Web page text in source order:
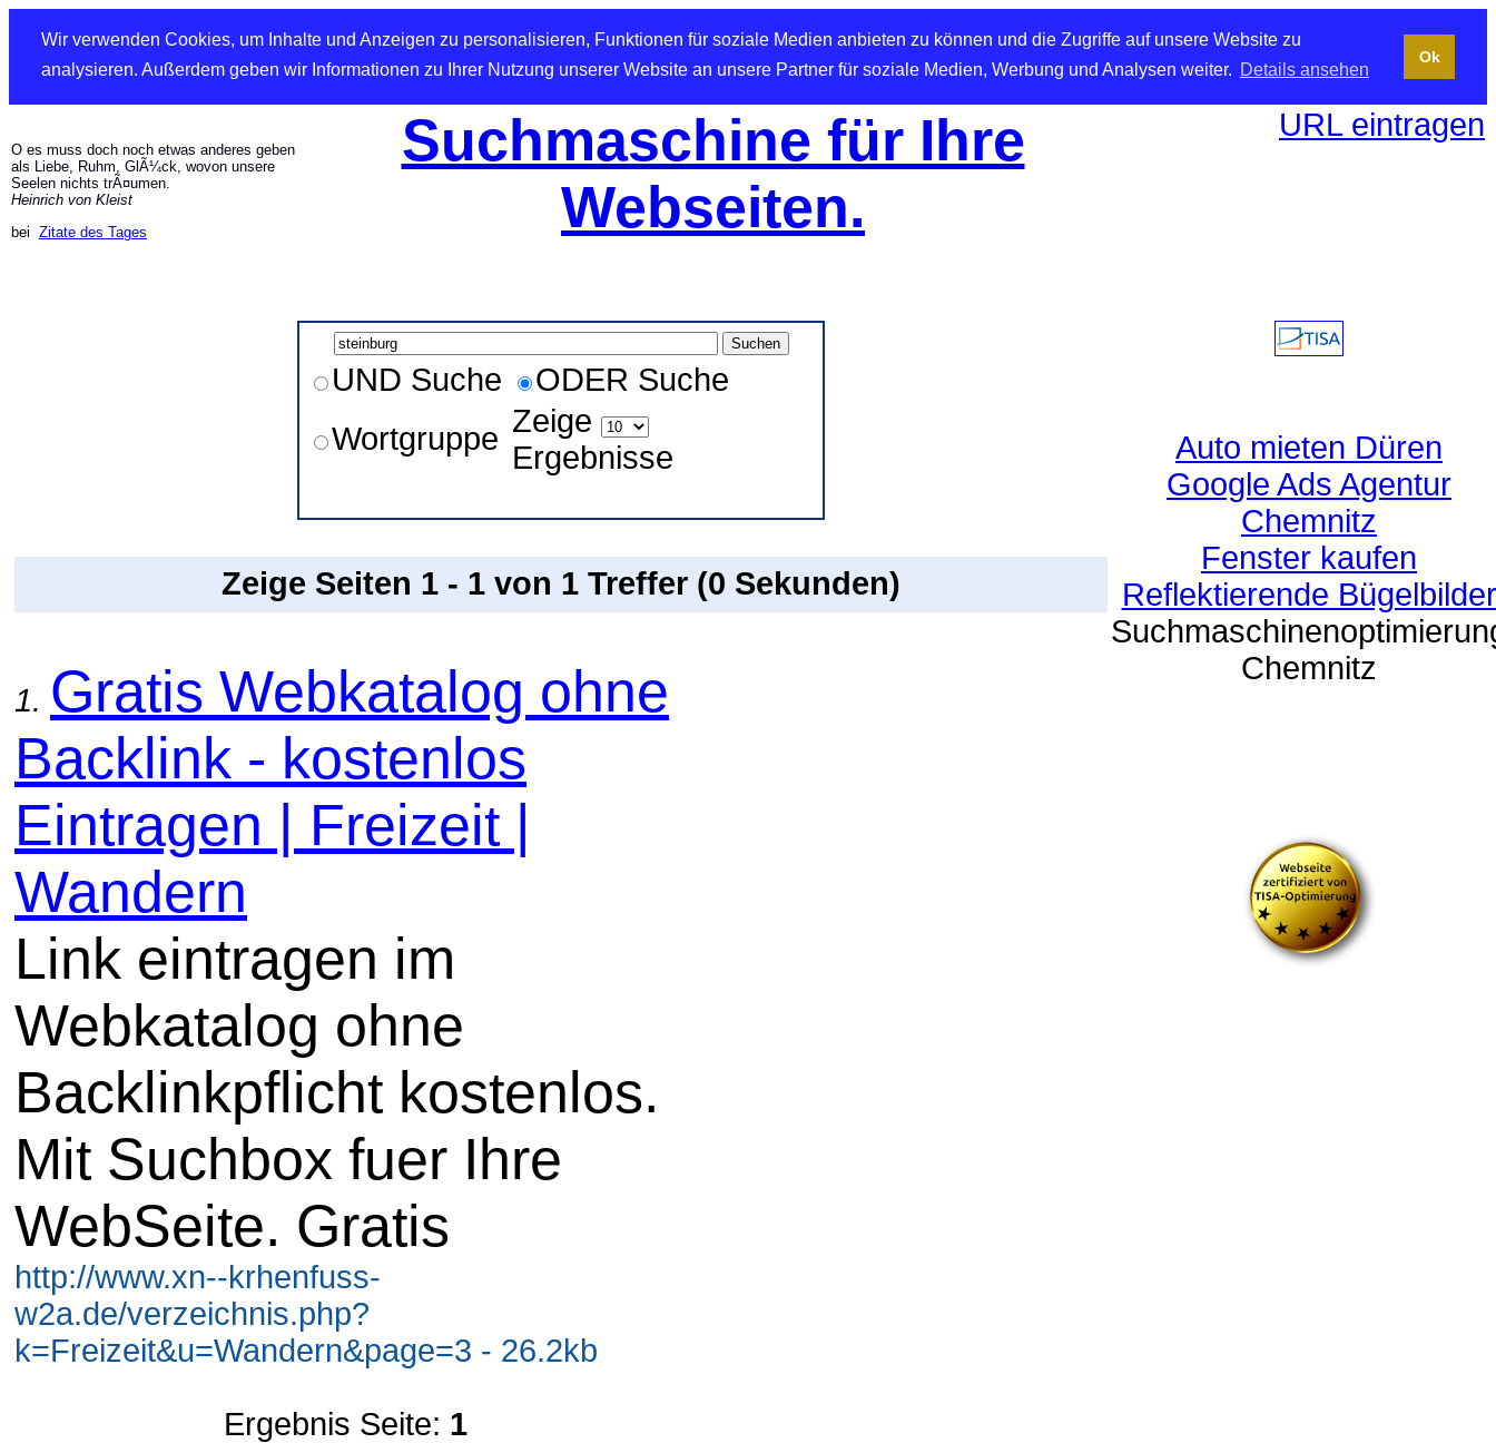
Wir verwenden Cookies, um Inhalte und Anzeigen zu personalisieren, Funktionen für soziale Medien anbieten zu können und die Zugriffe auf unsere Website zu
analysieren. Außerdem geben wir Informationen zu Ihrer Nutzung unserer Website an unsere Partner für soziale Medien, Werbung und Analysen weiter. Details ansehen
Ok
O es muss doch noch etwas anderes geben
als Liebe, Ruhm, GlÃ¼ck, wovon unsere
Seelen nichts trÃ¤umen.
Heinrich von Kleist
bei Zitate des Tages
Suchmaschine für Ihre
Webseiten.
URL eintragen
UND Suche
ODER Suche
Wortgruppe Zeige
Ergebnisse
Zeige Seiten 1 - 1 von 1 Treffer (0 Sekunden)
1. Gratis Webkatalog ohne
Backlink - kostenlos
Eintragen | Freizeit |
Wandern
Link eintragen im
Webkatalog ohne
Backlinkpflicht kostenlos.
Mit Suchbox fuer Ihre
WebSeite. Gratis
http://www.xn--krhenfuss-
w2a.de/verzeichnis.php?
k=Freizeit&u=Wandern&page=3 - 26.2kb
Ergebnis Seite: 1
Auto mieten Düren
Google Ads Agentur
Chemnitz
Fenster kaufen
Reflektierende Bügelbilder
Chemnitz